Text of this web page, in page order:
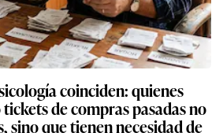
coinciden: quienes
de compras pasadas no
sino que tienen necesidad de